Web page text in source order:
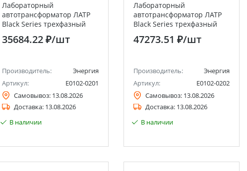
Лабораторный
автотрансформатор ЛАТР
Black Series трехфазный
TSGC2-3 ЭНЕРГИЯ
35684.22 ₽/шт
Производитель:
Энергия
Артикул:
Е0102-0201
Самовывоз: 13.08.2026
Доставка: 13.08.2026
В наличии
Лабораторный
автотрансформатор ЛАТР
Black Series трехфазный
TSGC2-6 ЭНЕРГИЯ
47273.51 ₽/шт
Производитель:
Энергия
Артикул:
Е0102-0202
Самовывоз: 13.08.2026
Доставка: 13.08.2026
В наличии